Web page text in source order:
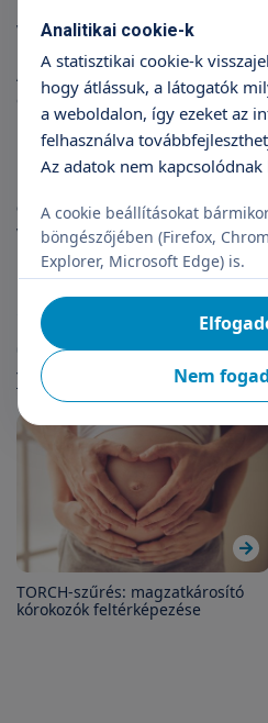
Vérvétel előtti
A vérvétel éhgyomorra történik,
előtt fogyasztani.
Kérjük, hogy a laborvizsgálat
esetben keresse fel
várandósgondozási
Cikkek
További cikkek
TORCH-szűrés: magzatkárosító
kórokozók feltérképezése
Analitikai cookie-k
A statisztikai cookie-k
hogy átlássuk, a látogatók
a weboldalon, így ezeket az
felhasználva
Az adatok nem
A cookie beállításokat
böngészőjében (Firefox,
Explorer, Microsoft Edge) is.
Nem